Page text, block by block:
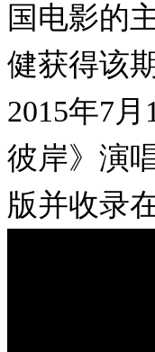
国电影的
健获得该
2015年7
彼岸》演
版并收录